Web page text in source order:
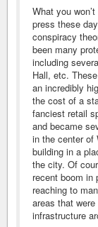
What you
press these
conspiracy
been many
including
Hall, etc.
an incredibly
the cost of a
fanciest retail
and became
in the center of
building in a
the city. Of
recent boom in
reaching to
areas that
infrastructure